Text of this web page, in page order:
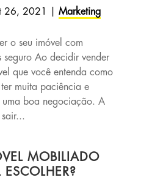
26, 2021
Marketing
o seu imóvel com
Ao decidir vender
que você entenda como
muita paciência e
boa negociação. A
MOBILIADO